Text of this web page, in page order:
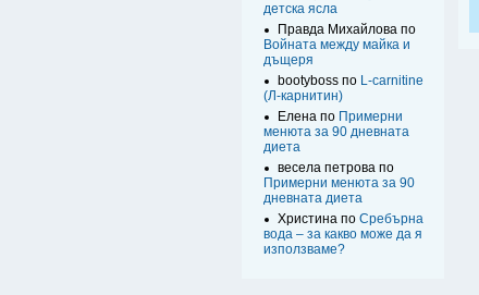
детска ясла
Правда Михайлова по
Войната между майка и
дъщеря
bootyboss по L-carnitine
(Л-карнитин)
Елена по Примерни
менюта за 90 дневната
диета
весела петрова по
Примерни менюта за 90
дневната диета
Христина по Сребърна
вода – за какво може да я
използваме?